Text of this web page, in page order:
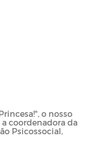
o nosso
coordenadora da
Psicossocial,